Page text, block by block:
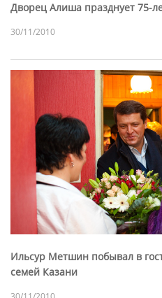
Дворец Алиша празднует 75-
30/11/2010
Ильсур Метшин побывал в
семей Казани